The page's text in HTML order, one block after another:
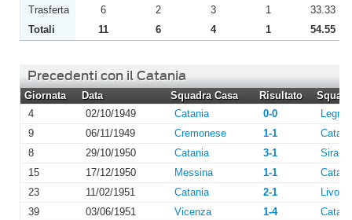
Trasferta
6 2 3 1
33.33
Totali
11 6 4 1 54.55
Precedenti con il Catania
Giornata Data Squadra Casa Risultato
4
02/10/1949 Catania 0-0
9
06/11/1949 Cremonese 1-1
8
29/10/1950 Catania 3-1
15
17/12/1950 Messina 1-1
23
11/02/1951 Catania 2-1
39
03/06/1951 Vicenza 1-4